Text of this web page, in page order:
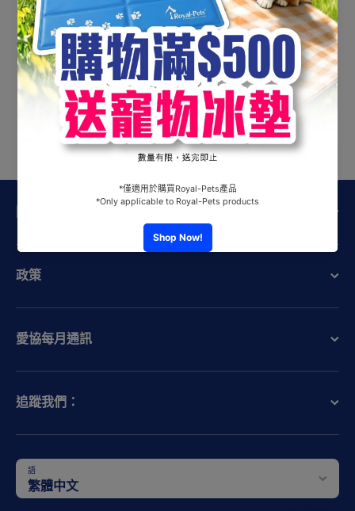
使用更少的過濾器或 清除所有
政策
愛協每月通訊
追蹤我們：
語
繁體中文